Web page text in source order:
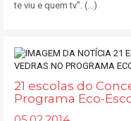
te viu e quem tv". (...)
21 escolas do
Programa Eco-